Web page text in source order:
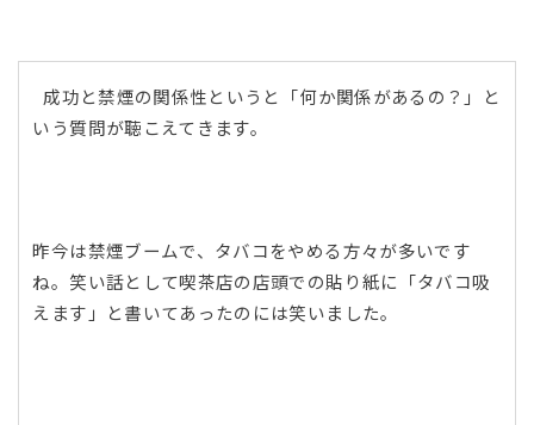
成功と禁煙の関係性というと「何か関係があるの？」と
いう質問が聴こえてきます。
昨今は禁煙ブームで、タバコをやめる方々が多いです
ね。笑い話として喫茶店の店頭での貼り紙に「タバコ吸
えます」と書いてあったのには笑いました。